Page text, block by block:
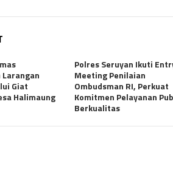
Giat
Halimaung
Polres Seruyan Ikuti
Meeting Penilaian
Ombudsman RI, Perkuat
Komitmen Pelayanan
Berkualitas